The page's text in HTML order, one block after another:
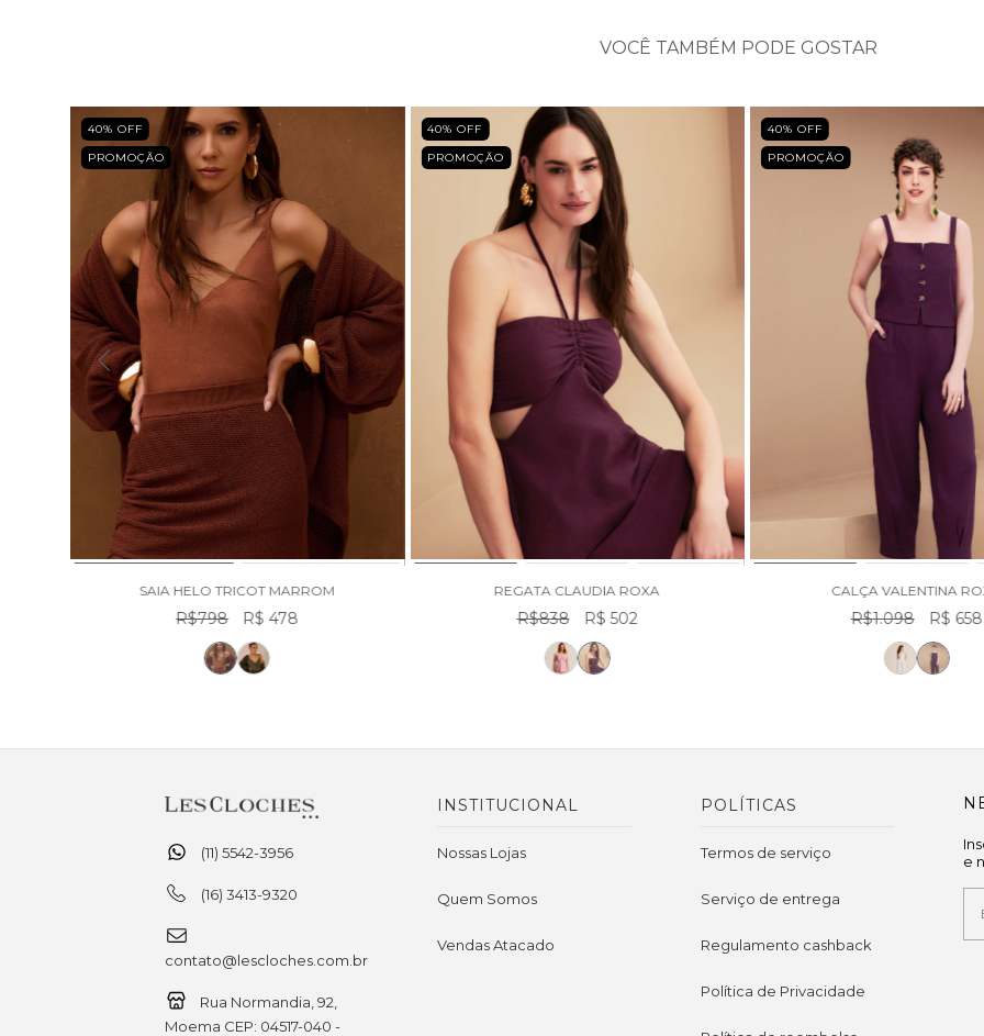
VOCÊ TAMBÉM PODE GOSTAR
40% OFF
PROMOÇÃO
SAIA HELO TRICOT MARROM
R$798 R$ 478
40% OFF
PROMOÇÃO
REGATA CLAUDIA ROXA
R$838 R$ 502
40% OFF
PROMOÇÃO
CALÇA VALENTINA
R$1.098 R$ 658
(11) 5542-3956
(16) 3413-9320
contato@lescloches.com.br
Rua Normandia, 92,
Moema CEP: 04517-040 -
INSTITUCIONAL
Nossas Lojas
Quem Somos
Vendas Atacado
POLÍTICAS
Termos de serviço
Serviço de entrega
Regulamento cashback
Política de Privacidade
e